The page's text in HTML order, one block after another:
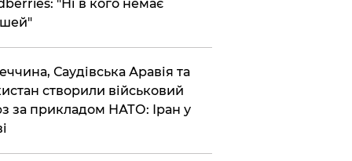
"Ні в кого немає
Саудівська Аравія та
створили військовий
за прикладом НАТО: Іран у